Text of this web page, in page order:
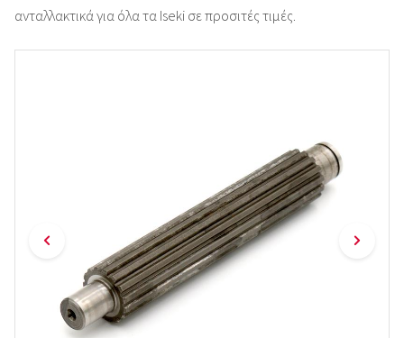
ανταλλακτικά για όλα τα Iseki σε προσιτές τιμές.